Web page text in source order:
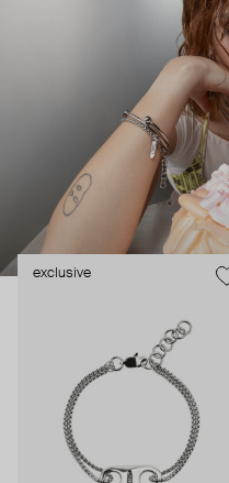
неожиданными деталями:
сердца и серьги-цепи.
музыкальные исполнители
Сухарев, Андрей Toxi$,
Эксклюзивно для Poison
HOLD YOUR HORSES
вдохновленную удилами
силу, а через точность
exclusive